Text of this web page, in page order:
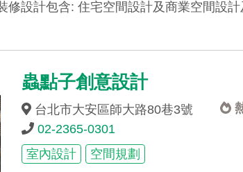
修設計包含: 住宅空間設計及商業空間設
蟲點子創意設計
台北市大安區師大路80巷3號
02-2365-0301
室內設計
空間規劃